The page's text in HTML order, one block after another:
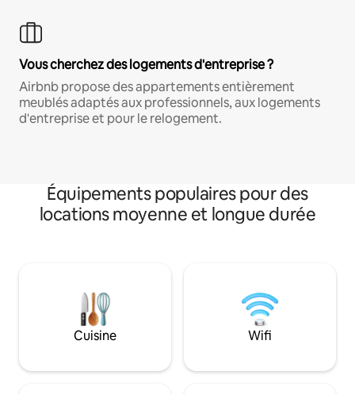
Vous cherchez des logements d'entreprise ?
Airbnb propose des appartements entièrement
meublés adaptés aux professionnels, aux logements
d'entreprise et pour le relogement.
Équipements populaires pour des
locations moyenne et longue durée
Cuisine Wifi